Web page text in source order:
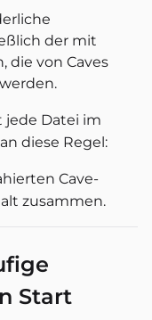
der mit
die von Caves
Datei im
diese Regel:
Cave-
zusammen.
Start